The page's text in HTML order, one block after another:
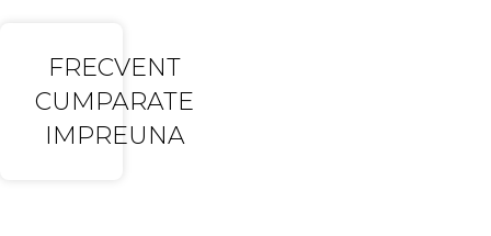
FRECVENT
CUMPARATE
IMPREUNA